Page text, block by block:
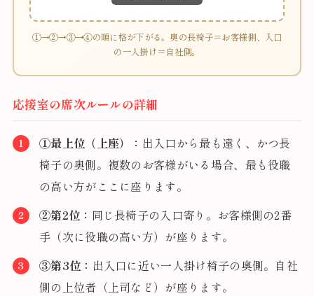
①→②→③→④の順に格が下がる。奥の長椅子＝お客様側、入口
の一人掛け＝自社側。
応接室の席次ルールの詳細
①最上位（上座）： 出入口から最も遠く、かつ長
椅子の奥側。複数のお客様がいる場合、最も役職
の高い方がここに座ります。
②第2位： 同じ長椅子の入口寄り。お客様側の2番
手（次に役職の高い方）が座ります。
③第3位： 出入口に近い一人掛け椅子の奥側。自社
側の上位者（上司など）が座ります。